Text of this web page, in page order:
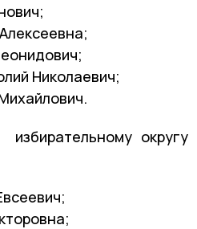
Николаевич;
избирательному